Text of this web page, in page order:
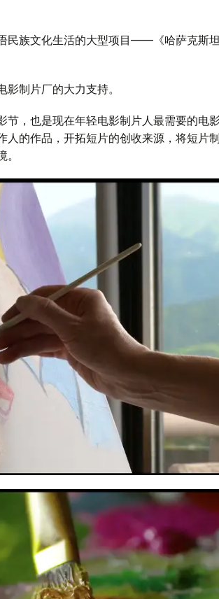
民族文化生活的大型项目——《哈萨克斯
制片厂的大力支持。
节，也是现在年轻电影制片人最需要的电
人的作品，开拓短片的创收来源，将短片